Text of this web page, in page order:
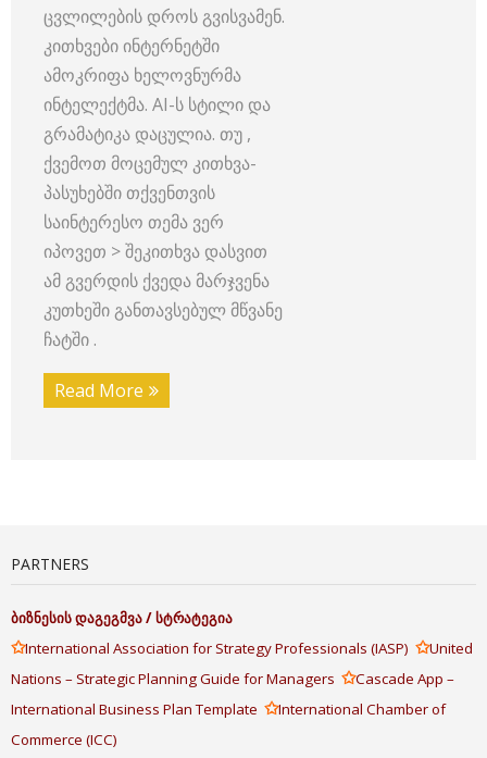
ცვლილების დროს გვისვამენ.
კითხვები ინტერნეტში
ამოკრიფა ხელოვნურმა
ინტელექტმა. AI-ს სტილი და
გრამატიკა დაცულია. თუ ,
ქვემოთ მოცემულ კითხვა-
პასუხებში თქვენთვის
საინტერესო თემა ვერ
იპოვეთ > შეკითხვა დასვით
ამ გვერდის ქვედა მარჯვენა
კუთხეში განთავსებულ მწვანე
ჩატში .
Read More
PARTNERS
ბიზნესისდაგეგმვა/სტრატეგია
✩International Association for Strategy Professionals (IASP) ✩United
Nations – Strategic Planning Guide for Managers ✩Cascade App –
International Business Plan Template ✩International Chamber of
Commerce (ICC)